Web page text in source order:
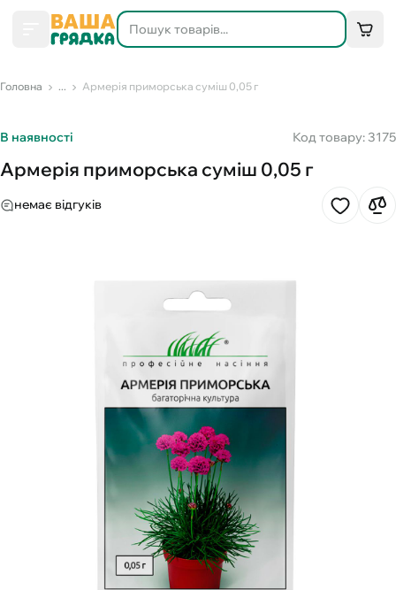
Головна ... Армерія приморська суміш 0,05 г
В наявності Код товару: 3175
Армерія приморська суміш 0,05 г
немає відгуків